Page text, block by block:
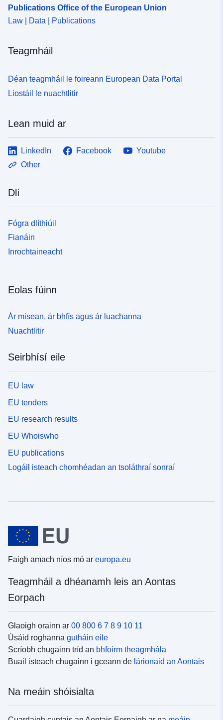
Publications Office of the European Union
Law | Data | Publications
Teagmháil
Déan teagmháil le foireann European Data Portal
Liostáil le nuachtlitir
Lean muid ar
LinkedIn Facebook
Youtube
Other
Dlí
Fógra dlíthiúil
Fianáin
Inrochtaineacht
Eolas fúinn
Ár misean, ár bhfís agus ár luachanna
Nuachtlitir
Seirbhísí eile
EU law
EU tenders
EU research results
EU Whoiswho
EU publications
Logáil isteach chomhéadan an tsoláthraí sonraí
Faigh amach níos mó ar europa.eu
Teagmháil a dhéanamh leis an Aontas
Eorpach
Glaoigh orainn ar 00 800 6 7 8 9 10 11
Úsáid roghanna gutháin eile
Scríobh chugainn tríd an bhfoirm theagmhála
Buail isteach chugainn i gceann de lárionaid an Aontais
Na meáin shóisialta